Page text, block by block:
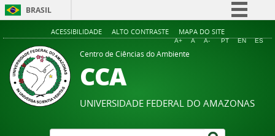
BRASIL
Simplifique!
Comunica BR
Legislação
Canais
ACESSIBILIDADE ALTO CONTRASTE MAPA DO SITE
A+ A A- PT EN ES
Centro de Ciências do Ambiente
CCA
UNIVERSIDADE FEDERAL DO AMAZONAS